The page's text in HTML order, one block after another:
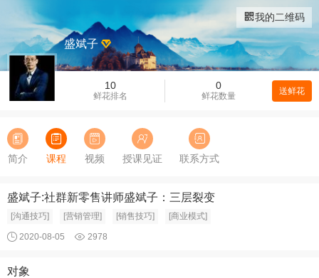
我的二维码
10
鲜花排名
0
鲜花数量 送鲜花
盛斌子
简介 课程 视频 授课见证 联系方式
盛斌子:社群新零售讲师盛斌子：三层裂变
[沟通技巧] [营销管理] [销售技巧] [商业模式]
2020-08-05 2978
对象